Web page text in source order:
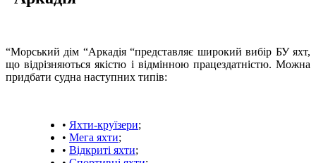
“Морський дім “Аркадія “представляє широкий вибір БУ яхт,
що відрізняються якістю і відмінною працездатністю. Можна
придбати судна наступних типів:
• Яхти-круїзери;
• Мега яхти;
• Відкриті яхти;